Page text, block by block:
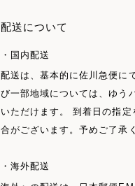
配送について
国内配送
配送は、基本的に佐川急便に
び一部地域については、ゆう
いただけます。 到着日の指
合がございます。予めご了承
海外配送